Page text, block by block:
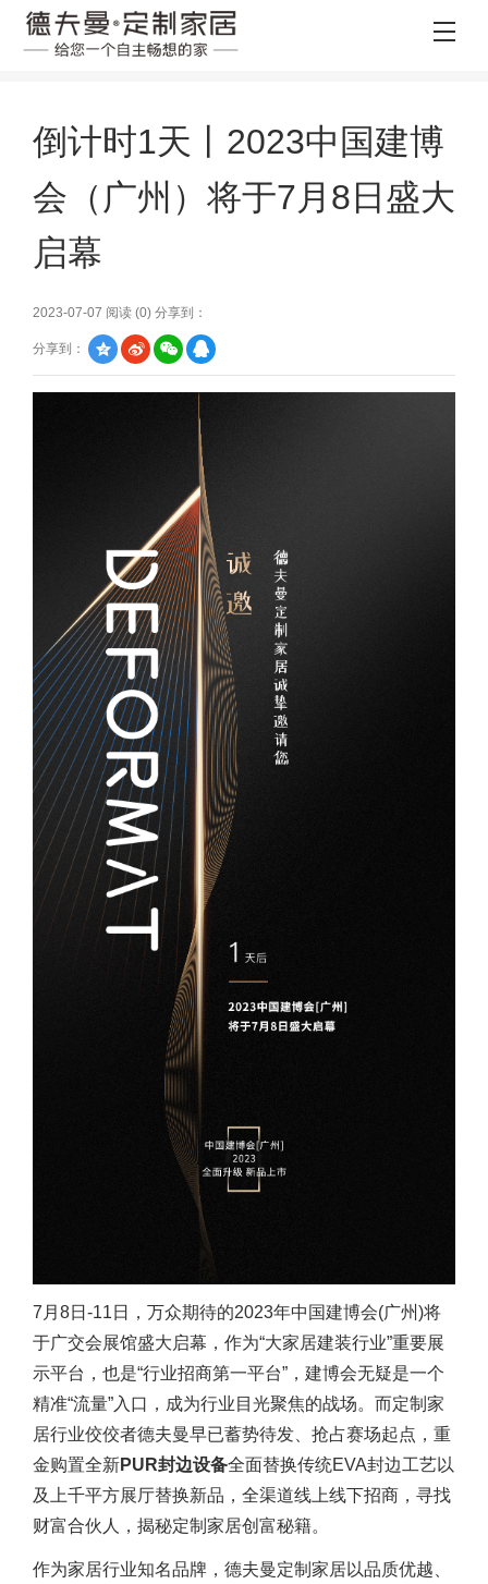
倒计时1天丨2023中国建博
会（广州）将于7月8日盛大
启幕
2023-07-07 阅读 (0) 分享到：
分享到：
7月8日-11日，万众期待的2023年中国建博会(广州)将
于广交会展馆盛大启幕，作为“大家居建装行业”重要展
示平台，也是“行业招商第一平台”，建博会无疑是一个
精准“流量”入口，成为行业目光聚焦的战场。而定制家
居行业佼佼者德夫曼早已蓄势待发、抢占赛场起点，重
金购置全新PUR封边设备全面替换传统EVA封边工艺以
及上千平方展厅替换新品，全渠道线上线下招商，寻找
财富合伙人，揭秘定制家居创富秘籍。
作为家居行业知名品牌，德夫曼定制家居以品质优越、